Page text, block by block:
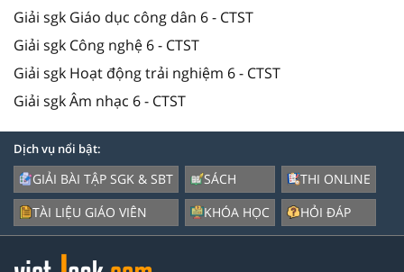
Giải sgk Giáo dục công dân 6 - CTST
Giải sgk Công nghệ 6 - CTST
Giải sgk Hoạt động trải nghiệm 6 - CTST
Giải sgk Âm nhạc 6 - CTST
Dịch vụ nổi bật:
GIẢI BÀI TẬP SGK & SBT
TÀI LIỆU GIÁO VIÊN
SÁCH
KHÓA HỌC
THI ONLINE
HỎI ĐÁP